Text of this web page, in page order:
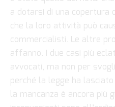
a dotarsi di una copertura
che la loro attività può
commercialisti. Le altre
affanno. I due casi più
avvocati, ma non per
perché la legge ha
la mancanza è ancora più